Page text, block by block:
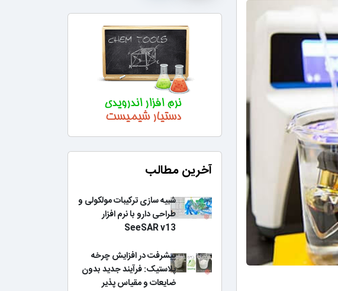
آخرین مطالب
شبیه سازی ترکیبات مولکولی و
طراحی دارو با نرم افزار
SeeSAR v13
پیشرفت در افزایش چرخه
پلاستیک: فرآیند جدید بدون
ضایعات و مقیاس پذیر